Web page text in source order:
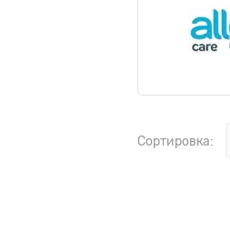
Сортировка: